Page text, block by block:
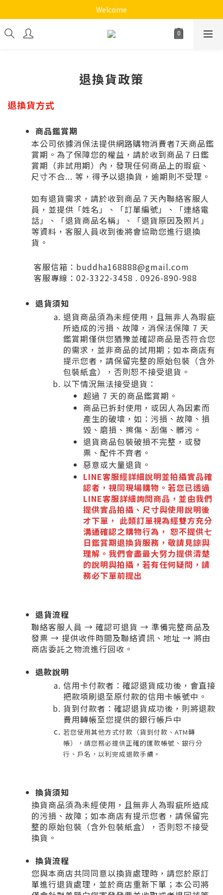
《十方心靈音樂花園》
Welcome
《十方心靈音樂花園》
退換貨政策
退換貨方式
商品鑑賞期
本公司依據消保法提供網路購物消費者7天商品鑑
賞期。為了保障您的權益，請於收到商品７日鑑
賞期（非試用期）內，發現任何商品上的瑕疵、
尺寸不合... 等，得予以退換貨，逾期則不受理。
如有退貨需求，請於收到商品７天內聯絡客服人
員，並提供「姓名」、「訂單編號」、「連絡電
話」、「退貨商品名稱」、「退貨原因及照片」
等資料，客服人員收到後將會協助您進行退換
貨。
客服信箱：buddha168888@gmail.com
客服專線：02-3322-3458 . 0926-890-988
退貨須知
退貨商品須為未經使用，且無非人為瑕疵
所造成的污損、故障，消保法保障 7 天
鑑賞期僅供您猶豫並確認商品是否符合您
的需求，並非商品的試用期；如本商店有
提示您者，請保留完整的原始包裝（含外
包裝紙盒），否則恕不接受退貨。
以下情況無法接受退貨：
超過 7 天的商品鑑賞期。
商品已拆封使用，或因人為因素而
產生的破壞，如：污損、故障、損
毀、磨損、擦傷、刮傷、髒污。
退貨商品包裝破損不完整，或發
票、配件不齊者。
惡意或大量退貨。
LINE客服經詳細說明並拍攝實品確
認者，視同現場購物。若您已透過
LINE客服詳細詢問商品，並由我們
提供實品拍攝、尺寸與使用說明後
才下單， 此類訂單視為經雙方充分
溝通確認之購物行為， 恕不提供七
日鑑賞期退換貨服務，敬請見諒與
理解。我們會盡最大努力提供清楚
的說明與拍攝，若有任何疑問，請
務必下單前提出
退貨流程
聯絡客服人員 → 確認可退貨 → 準備完整商品及
發票 → 提供收件時間及聯絡資訊、地址 → 將由
商店委託之物流進行回收。
退款說明
信用卡付款者：確認退貨成功後，會直接
把款項刷退至原付款的信用卡帳號中。
貨到付款者：確認退貨成功後，則將退款
費用轉帳至您提供的銀行帳戶中
若您使用其他方式付款（貨到付款、ATM轉
帳），請您務必提供正確的匯款帳號、銀行分
行、戶名，以利完成退款手續。
換貨須知
換貨商品須為未經使用，且無非人為瑕疵所造成
的污損、故障；如本商店有提示您者，請保留完
整的原始包裝（含外包裝紙盒），否則恕不接受
換貨。
換貨流程
您與本商店共同同意以換貨處理時，請您於原訂
單進行退貨處理，並於商店重新下單；本公司將